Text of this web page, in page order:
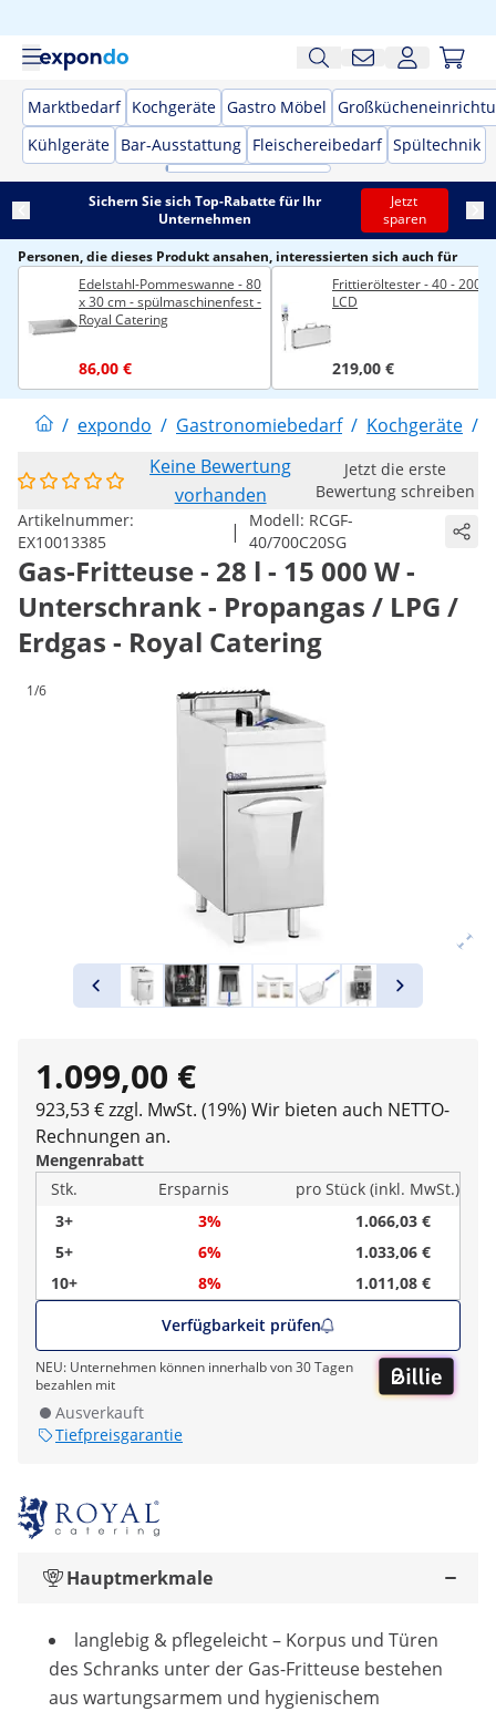
Marktbedarf Kochgeräte Gastro Möbel
Kühlgeräte Bar-Ausstattung Fleischereibedarf Spültechnik
Sichern Sie sich Top-Rabatte für Ihr
Unternehmen
Jetzt
sparen
Personen, die dieses Produkt ansahen, interessierten sich auch für
Edelstahl-Pommeswanne - 80
x 30 cm - spülmaschinenfest -
Royal Catering
86,00 €
Frittieröltester - 40 - 200
LCD
219,00 €
/ expondo / Gastronomiebedarf / Kochgeräte /
Keine Bewertung
vorhanden
Jetzt die erste
Bewertung schreiben
Artikelnummer:
EX10013385
| Modell: RCGF-
40/700C20SG
Gas-Fritteuse - 28 l - 15 000 W -
Unterschrank - Propangas / LPG /
Erdgas - Royal Catering
1/6
1.099,00 €
923,53 € zzgl. MwSt. (19%) Wir bieten auch NETTO-
Rechnungen an.
Mengenrabatt
Stk.
Ersparnis
pro Stück (inkl. MwSt.)
3+
3%
1.066,03 €
5+
6%
1.033,06 €
10+
8%
1.011,08 €
Verfügbarkeit prüfen
NEU: Unternehmen können innerhalb von 30 Tagen
bezahlen mit
Ausverkauft
Tiefpreisgarantie
Hauptmerkmale
langlebig & pflegeleicht – Korpus und Türen
des Schranks unter der Gas-Fritteuse bestehen
aus wartungsarmem und hygienischem